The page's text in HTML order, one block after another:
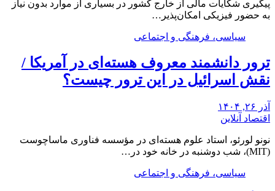
پیگیری شکایات مالی از خارج کشور در بسیاری از موارد بدون نیاز
به حضور فیزیکی امکان‌پذیر…
سیاسی، فرهنگی و اجتماعی
ترور دانشمند معروف هسته‌ای در آمریکا /
نقش اسرائیل در این ترور چیست؟
آذر ۲۶, ۱۴۰۴
اقتصاد آنلاین
نونو لورئو، استاد علوم هسته‌ای در مؤسسه فناوری ماساچوست
(MIT)، شب دوشنبه در خانه خود در…
سیاسی، فرهنگی و اجتماعی